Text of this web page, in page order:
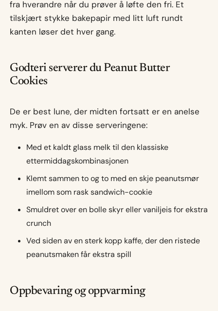
fra hverandre når du prøver å løfte den fri. Et
tilskjært stykke bakepapir med litt luft rundt
kanten løser det hver gang.
Godteri serverer du Peanut Butter
Cookies
De er best lune, der midten fortsatt er en anelse
myk. Prøv en av disse serveringene:
Med et kaldt glass melk til den klassiske
ettermiddagskombinasjonen
Klemt sammen to og to med en skje peanutsmør
imellom som rask sandwich-cookie
Smuldret over en bolle skyr eller vaniljeis for ekstra
crunch
Ved siden av en sterk kopp kaffe, der den ristede
peanutsmaken får ekstra spill
Oppbevaring og oppvarming